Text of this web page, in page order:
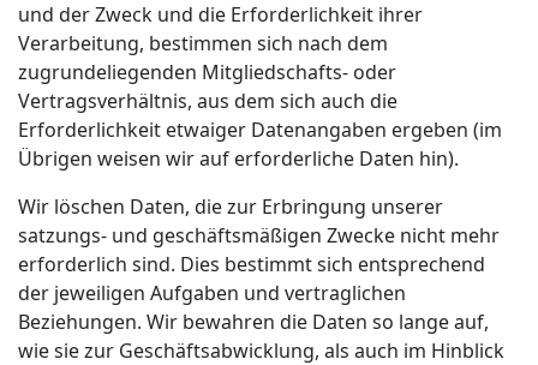
und der Zweck und die Erforderlichkeit ihrer
Verarbeitung, bestimmen sich nach dem
zugrundeliegenden Mitgliedschafts- oder
Vertragsverhältnis, aus dem sich auch die
Erforderlichkeit etwaiger Datenangaben ergeben (im
Übrigen weisen wir auf erforderliche Daten hin).
Wir löschen Daten, die zur Erbringung unserer
satzungs- und geschäftsmäßigen Zwecke nicht mehr
erforderlich sind. Dies bestimmt sich entsprechend
der jeweiligen Aufgaben und vertraglichen
Beziehungen. Wir bewahren die Daten so lange auf,
wie sie zur Geschäftsabwicklung, als auch im Hinblick